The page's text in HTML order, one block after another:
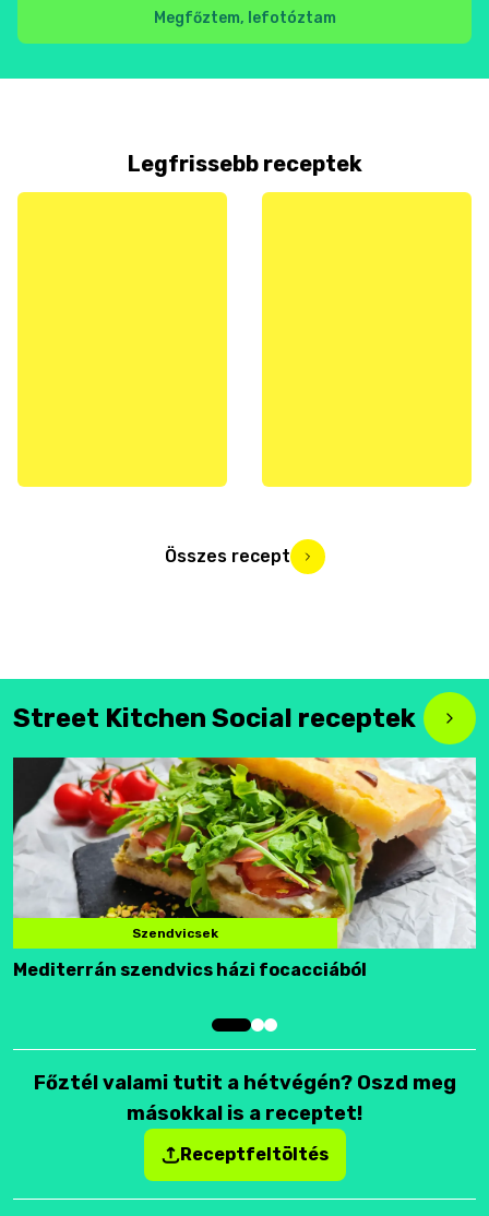
Megfőztem, lefotóztam
Legfrissebb receptek
Összes recept
Street Kitchen Social receptek
Szendvicsek
Mediterrán szendvics házi focacciából
Főztél valami tutit a hétvégén? Oszd meg
másokkal is a receptet!
Receptfeltöltés